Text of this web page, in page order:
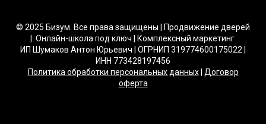
© 2025 Бизум. Все права защищены | Продвижение дверей
| Онлайн-школа под ключ | Комплексный маркетинг
ИП Шумаков Антон Юрьевич | ОГРНИП 319774600175022 |
ИНН 773428197456
Политика обработки персональных данных| Договор
оферта